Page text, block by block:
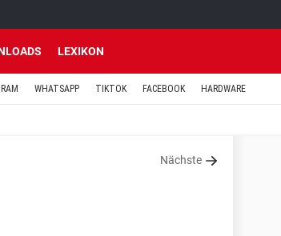
LEXIKON
WHATSAPP TIKTOK FACEBOOK HARDWARE
Nächste